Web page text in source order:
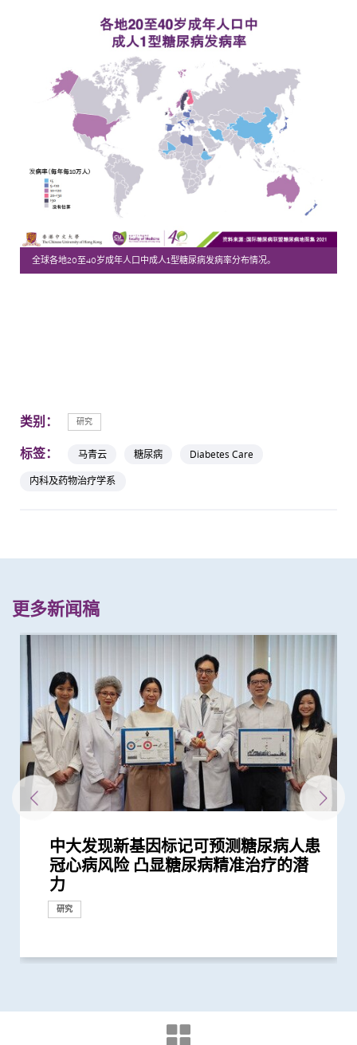
全球各地20至40岁成年人口中成人1型糖尿病发病率分布情况。
类别： 研究
标签： 马青云 糖尿病
Diabetes Care
内科及药物治疗学系
更多新闻稿
中大发现新基因标记可预测糖尿病人患
冠心病风险 凸显糖尿病精准治疗的潜
力
研究
中大建议所有孕妇作口服葡萄糖耐量测
试 全港两成孕妇患妊娠糖尿 研究发现
其子女糖尿病风险为同龄儿童3倍
研究
「赛马会年轻糖尿支援计划」为逾900
糖尿病年青患者提供连续血糖监测仪
数据显示有效管控血糖 大幅降低严...
健康推广计划
中大发现年轻糖尿病前期患者患糖尿病
的终生风险高达90% 心血管疾病风险增
近70%
研究
中大研究显示糖尿病死亡率及并发症发
生率正下降 唯年轻糖尿病患者情况未
见改善
研究
中大研究发现「DNA端粒长度缩短」为
有效生物标记 能识别有较高心血管疾
病风险的糖尿病人
研究
患有多囊卵巢综合症华人女性的糖尿病
风险是非患病人士的4倍
研究
中大研究发现每6位糖尿病患者有1位出
现肾功能急剧下降
研究
中文大学与上海交通大学成功发现预测
中国人糖尿病的基因标记
研究
与牛津大学十年研究合作 中大开发首
个华人糖尿预后预测模型
研究
中大医学院长达近20年追踪研究 揭示
妊娠糖尿及怀孕期血糖上升对孕妇及子
女的长期健康风险
研究
中大研究发现2型糖尿病对香港生产力
及经济造成重大损失 年轻群组影响尤
为严重
研究
中大医学院跨国合作研究成功开发针对
华人群体的「1型糖尿病基因风险评
分」工具 大幅提升糖尿病分类诊断准...
研究
中大证NT-proBNP有助预测2型糖尿病
患者并发心血管病及肾病风险
研究
中大利用大数据成功开发机器学习模型
精准预测老年糖尿病患者未来一年罹患
严重低血糖的风险
研究
中大领导之国际研究发现2型糖尿病患
者并发肾病及心血管疾病的代谢生物标
志物
研究
中大领导的跨国研究发现可准确预测糖
尿病病人患上心血管疾病之生物标志物
势将改写临床指引
研究
中大成功研发新演算法预测糖尿病肾脏
病变 简单抽血即可助医生及早发现2型
糖尿病患者的肾脏问题
研究
新计划启动 支援年轻糖尿病患者
健康推广计划
中大调查发现半数香港孕妇怀孕初期钠
摄取超标
研究
中大研究显示持续服用RASi类药物可以
降低 2型糖尿病晚期肾病患者出现心肾
并发症的风险
研究
中大全球首证血糖波动不稳的肥胖型糖
尿病患者有较高患癌风险 并证实接受
一类常用降血压药物的糖尿病患者患...
研究
中大研究显示DNA端粒长度可用於预测
糖尿病患者肾功能衰退
研究
中大医学院马青云教授获亚洲糖尿病研
究协会表扬研究成就及贡献
奖项及荣誉
中大医学院联同全球糖尿病知名专家合
作四年 为《刺针》制定糖尿病多元综
合策略
国际合作
中大发现糖尿病或为感染新冠肺炎高危
因素 研究有助了解病毒致病潜在机制
研究
中大医学院与阿斯利康首度合作糖尿病
肾病研究 制订全球应对糖尿病肾病新
策略
国际合作
中大医学院两名杰出学者 获裘槎基金
会颁发「裘槎优秀医学科研者奖2020」
奖项及荣誉
中大研究警示怀孕妇女注意体重增幅
研究
中大研究发现每5名糖尿病患者中 1人
因脂肪肝引致严重肝纤维化或肝硬化
研究
中大研究指朋侪关顾 可减少受情绪困
扰之糖尿患者住院百分比
研究
中大发现糖尿患者患抑郁症风险为一般
人的两倍 倡以一分钟问卷及早评估糖
尿患者的精神健康状况
研究
中大研究新模式完善中国糖尿病护理系
统
研究
中大教授陈重娥获颁「清野裕杰出领袖
奖」 成为本港首名学者荣膺亚洲糖尿
病教研最高荣誉
奖项及荣誉
中大开展为期四年DNA检测计划筛查
9,000名成年人士 以识别罹患早发性糖
尿病的高风险群组
健康推广计划
中大医学院揭示可发酵碳水化合物饮食
介入治疗 可加强二甲双胍 metformin
预防2型糖尿病疗效
研究
中大银屑病关节炎研究重要突破 成功
修复受损关节骨头 亦可保护关节结构
预防变形恶化
研究
中大发现调整生活方式的介入治疗方案
可减轻近七成爱滋病病毒感染者的代谢
性脂肪肝病情
研究
中大利用肠道微生物辨别慢性肠道疾病
研究
中大威院成功以单一导管同时修补二尖
瓣及三尖瓣 治疗严重心瓣倒流新突破
研究
中大研究显示现实中仅少数2型糖尿病
患者能成功透过早期减重控制血糖以至
停药
研究
中大研究显示类风湿关节炎患者日服5
毫克皮质类固醇 出现心血管疾病的风
险增一倍
研究
中大医学院一期临床研究中心成立十周
年 完成逾150项早期临床试验项目 助癌
症及糖尿病患者确立新治疗药物
研究
中大医学院建立国际认可生物样本库
推动香港成为大湾区新医药科研中心
里程碑
中大证实「医健通」健康管理功能有助
糖尿病自我管理
研究
新冠疫苗复必泰及科兴引发之「T细胞
反应」可有效预防不同新冠病毒变异株
引起的严重疾病
研究
中大研究证实新冠口服药有效降低院舍
长者五成入院风险及防止病情恶化
研究
中大新技术有效评估艾滋病病毒感染者
的心脏病风险
研究
港大及中大医学院联合研究发现已接种
疫苗人士 在感染新型冠状病毒变异株
Omicron后能对不同的新冠病毒变异...
研究
中大研究显示空气污染地区居住者 可
安全地透过定期运动预防罹患糖尿病
研究
四成港人肠道微生态失衡情况与新冠患
者类似 中大研发「微生态免疫力配
方」证有效促进新冠患者康复 有望提...
研究
中大研究显示新冠肺炎患者常见有肝脏
受损问题 建议监测患者肝功能 及早发
现病情恶化
研究
多元化预防衰老活动有助减低衰老状况
逾8成「前期衰老」长者逆转为「非衰
老」
研究
中大为5,000港人免费验脑 开展人口
基础研究追踪本港脑健康状况
研究
中大发现严重睡眠窒息症未经治疗患者
手术后较易出现心血管问题 吁手术前
进行睡眠窒息症评估以减风险
研究
中大医学院陈重娥教授获颁国际奖项以
表扬在糖尿病研究及治理的卓越贡献
奖项及荣誉
中大成立「张金菱治疗柏金逊综合症研
究中心」 跨学科研崭新方法 减慢柏金
逊病程
研究
中大全球首个「快速眼动睡眠行为障
碍」家庭研究 揭柏金逊病家族遗传倾
向高达6倍 追踪初期症状如便秘 可提...
研究
中大研究证实低剂量三环抗抑郁药有助
改善难治性胃功能失调
研究
中大研究证实银屑病关节炎患者炎症综
合指数持续达标 能降低罹患心血管疾
病风险
研究
中大研究揭示全球大肠癌发病率有年轻
化趋势
研究
中大为本港老化人口制订标准化认知测
试 及早辨识认知障碍症患者
临床服务
中大研究发现非酒精性脂肪肝诱发肝癌
的关键致癌基因
研究
中大研究揭乙肝康复者仍存罹患肝癌风
险
研究
中大公布世界首个全球「炎症性肠病」
於本世纪发病率及流行率系统性回顾研
究 发现本港发病率於过去30年急升...
研究
中大开展全球首个以「视网膜影像」筛
查华人阿兹海默症研究
研究
中大研究发现心房颤动引致中风个案15
年间上升3倍 宜及早服用抗凝血药预防
中风
研究
中大研究证实家居诊治睡眠窒息症成效
满意 可处理半数公立医院成人个案 大
幅缩减八成轮候时间
研究
中大公布全球首个幽门螺旋菌流行病学
大型分析 揭全球44亿人感染 亚洲包括
香港逾半人口为带菌者
研究
中大伙澳洲专家研究东半球炎症性肠病
获近年最大研究资助金额 势揭肠道微
生物群之谜
研究
中大研究揭示脂肪肝问题不是肥胖人士
独有
研究
中大教授成为全球首位华人获颁「世界
中风组织主席中风贡献奖」 全球首创
「脉磁激法」助中风患者复修脑部功...
奖项及荣誉
中大成立周佩芳认知障碍预防研究中心
设立一站式简易网站提供认知障碍症资
讯
研究
中大全球首项研究确认新大肠癌高风险
群组
研究
中大成立全球首个华人「早发性认知障
碍症」研究登记册
研究
中大港大率先应用3D打印技术于复杂
心脏手术
研究
中大与全球30多国专家合作研究 发现
小中风新药物疗法
研究
中大与多国中风专家领导一项全球研究
发现及早评估与治疗「小中风」可降低
七成中风风险
研究
中大就七种常见呼吸道病毒进行全港首
个流行病学分析 发现「呼吸道合胞病
毒」及「甲型流感」为两大致命病毒
研究
中大公布亚洲首项针对肥胖「睡眠窒息
症」患者生活模式研究 证实个人化辅
导疗程有效减轻病情
研究
中大筛查发现每三名社区长者就有一人
患脑小血管病 藉世界中风日呼吁及早
预防
临床服务
中大研究「肠道微生物移植」治疗难辨
梭菌感染 治愈率为传统抗生素治疗的3
倍
研究
中大率先引入「高频信号检测」技术以
确定脑部手术范围 有效提升复杂性脑
痫症手术成效约三成
外科创新技术
中大医学院许树昌教授于《刺针》发表
评论新沙士文章 强调医院感染控制措
施对控制疫情极为重要
研究
中大倡议新药物治疗标准逆转脑血管硬
化
研究
中大最新研究揭示本港每年逾十万非酒
精性脂肪肝新症
研究
中大与养和医院携手研究 发现抑郁症
患者出现睡眠行为障碍或是脑退化先兆
研究
中大提倡结合房颤筛查及药物教育 助
长者减低中风风险
临床服务
社区衰老状况筛查 发现65岁或以上的
社区人口中 过半已踏入前期衰老
研究
头颈放射治疗增中风风险 中大证实
「颈动脉支架成型术」成效显著
研究
中大研究显示年轻及体重正常人士亦具
罹患糖尿病风险 吁把握「黄金五年」
确诊期减并发症机会
研究
中大研究发现囊性纤维化与糖尿病关连
的原因
研究
中大研究指六成糖尿病患者睡眠质素欠
佳 中医耳穴疗法有助改善睡眠质素及
控制血糖
研究
中大与理大携手在威院推行24小时远程
中风溶栓治疗服务
临床服务
中大公布香港慢性肾病透析患者就业研
究并提倡中末期患者接受透析前的早期
教育计划
研究
中大公布小中风的最新药物治疗方法
研究
香港和澳门的炎症性肠病新增个案高踞
亚太区首三位 中大成立资料库助市民
增加认知
研究
中大制订肝癌风险评估指数 准确预测
乙肝病人的肝癌风险
研究
中大率先采用三维心脏超声波以识别高
风险二尖瓣脱垂患者
研究
中大建议以舒缓性手法护理末期脑退化
症患者的吞咽困难
研究
中大成功研发全自动化视网膜图像分析
系统 有助糖尿病患者预防中风
研究
中大研究发现摄取过量盐份会导致高血
压及增加中风机会
研究
中大展开全港睡眠健康教育及改善计划
建立健康睡眠及健康校园生活
健康推广计划
中大及港大研究团队携手成功发现脑痫
新基因标记
研究
中大率亚洲肾科专家倡议慢性肾病早期
诊断计划
研究
中大证实为颈血管狭窄进行支架成型治
疗及 为心脏衰竭患者植入心脏肌肉收
缩调节器成效显着
研究
中大三名学者获颁本年度裘槎基金会优
秀科研者奖
奖项及荣誉
中大公布本港严重人类猪型流感的最新
情况
研究